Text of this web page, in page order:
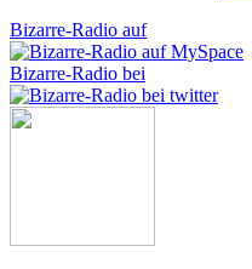
Bizarre-Radio auf
Bizarre-Radio bei